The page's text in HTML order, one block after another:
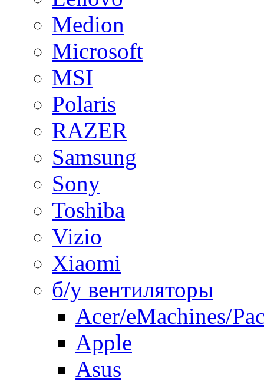
Medion
Microsoft
MSI
Polaris
RAZER
Samsung
Sony
Toshiba
Vizio
Xiaomi
б/у вентиляторы
Acer/eMachines/
Apple
Asus